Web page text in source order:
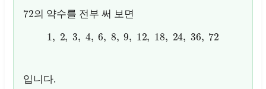
72의 약수를 전부 써 보면
1, ,3 4, ,8 9, 12 ,18 ,24 36, 72
입니다.